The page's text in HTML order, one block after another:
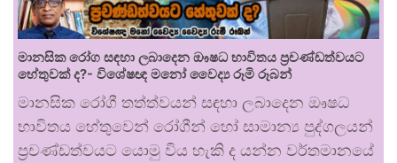
මානසික රෝග සඳහා ලබාදෙන ඖෂධ භාවිතය ප්‍රචණ්ඩත්වයට
හේතුවක් ද?- විශේෂඥ මනෝ වෛද්‍ය රූමි රූබන්
මානසික රෝගී තත්ත්වයන් සඳහා ලබාදෙන ඖෂධ
භාවිතය හේතුවෙන් රෝගීන් හෝ සාමාන්‍ය පුද්ගලයන්
ප්‍රචණ්ඩත්වයට යොමු විය හැකි ද යන්න වර්තමානයේ